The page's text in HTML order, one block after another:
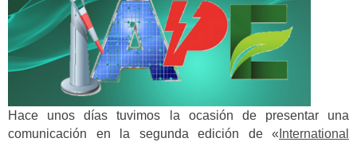
Hace unos días tuvimos la ocasión de presentar una
comunicación en la segunda edición de « International